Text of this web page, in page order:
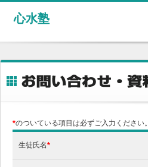
心水塾
*のついている項目は必ずご入力ください。
生徒氏名*